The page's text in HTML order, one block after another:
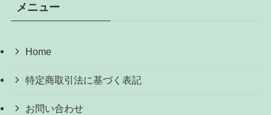
メニュー
Home
特定商取引法に基づく表記
お問い合わせ